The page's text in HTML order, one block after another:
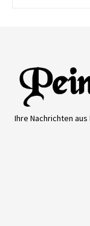
Ihre Nachrichten